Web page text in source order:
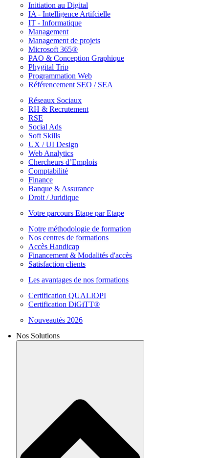
Initiation au Digital
IA - Intelligence Artifcielle
IT - Informatique
Management
Management de projets
Microsoft 365®
PAO & Conception Graphique
Phygital Trip
Programmation Web
Référencement SEO / SEA
Réseaux Sociaux
RH & Recrutement
RSE
Social Ads
Soft Skills
UX / UI Design
Web Analytics
Chercheurs d’Emplois
Comptabilité
Finance
Banque & Assurance
Droit / Juridique
Votre parcours Etape par Etape
Notre méthodologie de formation
Nos centres de formations
Accès Handicap
Financement & Modalités d'accès
Satisfaction clients
Les avantages de nos formations
Certification QUALIOPI
Certification DiGiTT®
Nouveautés 2026
Nos Solutions